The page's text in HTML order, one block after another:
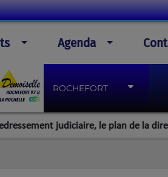
Agenda
ROCHEFORT
judiciaire, le plan de la direction a